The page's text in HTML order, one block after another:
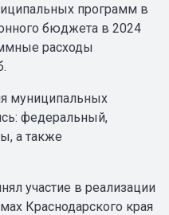
программ в
бюджета в 2024
расходы
муниципальных
федеральный,
а также
участие в реализации
Краснодарского края